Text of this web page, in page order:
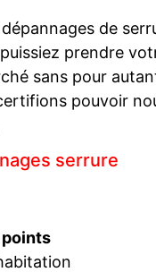
de
prendre
sans pour
pouvoir
serrure